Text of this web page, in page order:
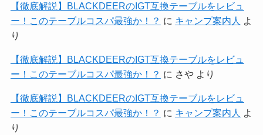
【徹底解説】BLACKDEERのIGT互換テーブルをレビュ
ー！このテーブルコスパ最強か！？ に キャンプ案内人 よ
り
【徹底解説】BLACKDEERのIGT互換テーブルをレビュ
ー！このテーブルコスパ最強か！？ に さやより
【徹底解説】BLACKDEERのIGT互換テーブルをレビュ
ー！このテーブルコスパ最強か！？ に キャンプ案内人 よ
り